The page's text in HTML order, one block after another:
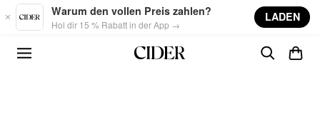
Skip to main content
Warum den vollen Preis zahlen?
Hol dir 15 % Rabatt in der App →
LADEN